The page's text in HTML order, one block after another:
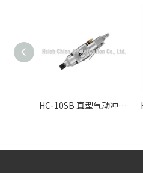
HC-10SB 直型气动冲击起子 M8-M10 - 中高扭力工业拆装工具